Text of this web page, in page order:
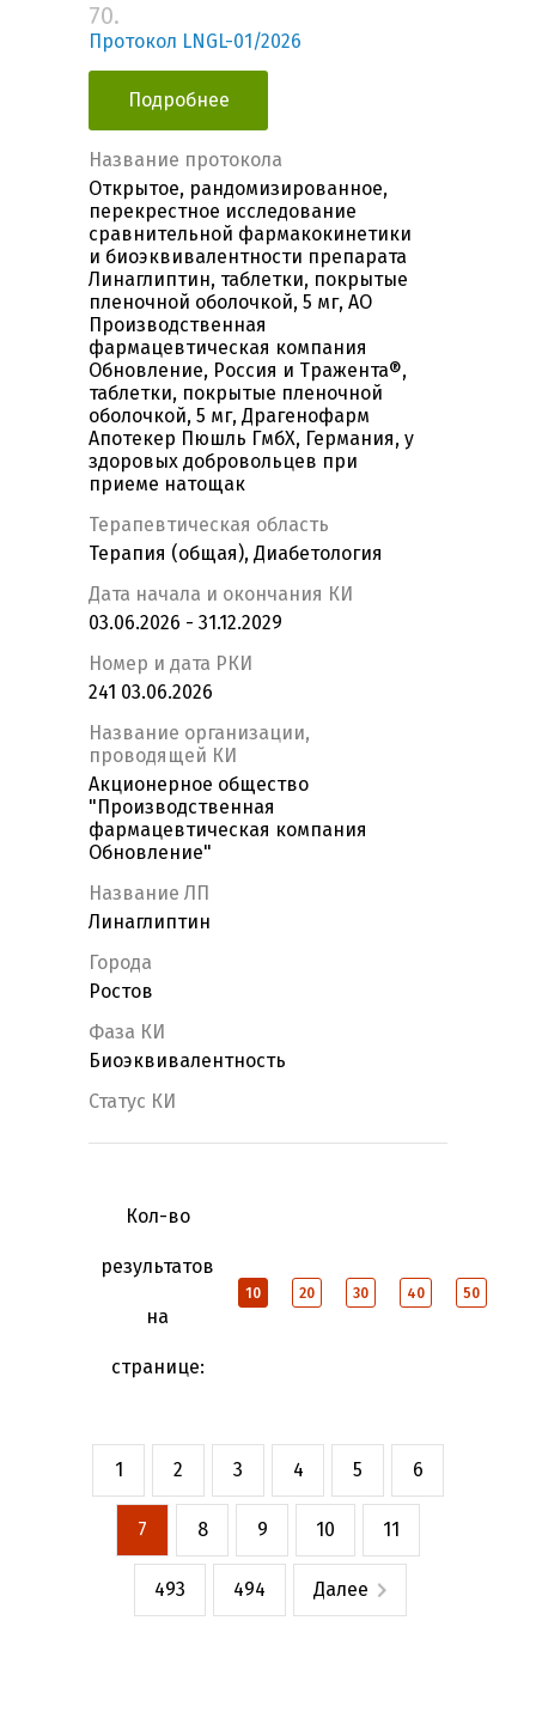
70.
Протокол LNGL-01/2026
Подробнее
Название протокола
Открытое, рандомизированное,
перекрестное исследование
сравнительной фармакокинетики
и биоэквивалентности препарата
Линаглиптин, таблетки, покрытые
пленочной оболочкой, 5 мг, АО
Производственная
фармацевтическая компания
Обновление, Россия и Тражента®,
таблетки, покрытые пленочной
оболочкой, 5 мг, Драгенофарм
Апотекер Пюшль ГмбХ, Германия, у
здоровых добровольцев при
приеме натощак
Терапевтическая область
Терапия (общая), Диабетология
Дата начала и окончания КИ
03.06.2026 - 31.12.2029
Номер и дата РКИ
241 03.06.2026
Название организации,
проводящей КИ
Акционерное общество
"Производственная
фармацевтическая компания
Обновление"
Название ЛП
Линаглиптин
Города
Ростов
Фаза КИ
Биоэквивалентность
Статус КИ
Кол-во
результатов
на
странице:
10 20 30 40 50
1 2 3 4 5 6
7 8 9 10 11
493 494 Далее